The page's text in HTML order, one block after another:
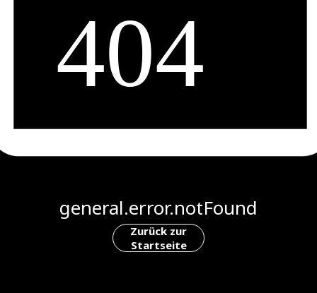
general.error.notFound
Zurück zur
Startseite